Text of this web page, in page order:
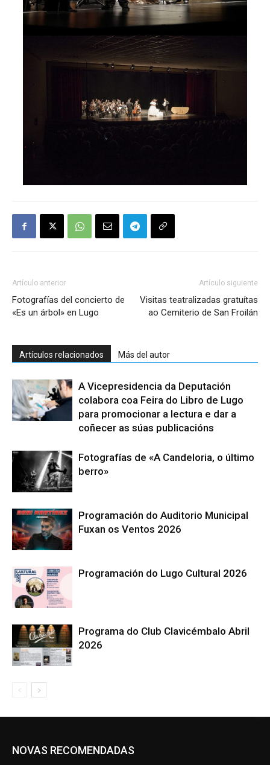
Artículo anterior
Fotografías del concierto de
«Es un árbol» en Lugo
Artículo siguiente
Visitas teatralizadas gratuítas
ao Cemiterio de San Froilán
Artículos relacionados Más del autor
A Vicepresidencia da Deputación
colabora coa Feira do Libro de Lugo
para promocionar a lectura e dar a
coñecer as súas publicacións
Fotografías de «A Candeloria, o último
berro»
Programación do Auditorio Municipal
Fuxan os Ventos 2026
Programación do Lugo Cultural 2026
Programa do Club Clavicémbalo Abril
2026
NOVAS RECOMENDADAS